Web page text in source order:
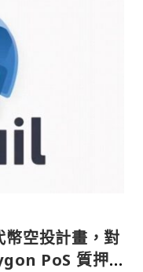
空投計畫，對
PoS 質押